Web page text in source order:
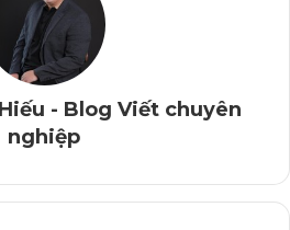
cách diễn đạt câu trước, nhưng
tâm, đanh thép, quả cảm ~ tạo
cao. (2)
bày tỏ quyết tâm cao độ “luôn
- Blog Viết chuyên
nghiệp